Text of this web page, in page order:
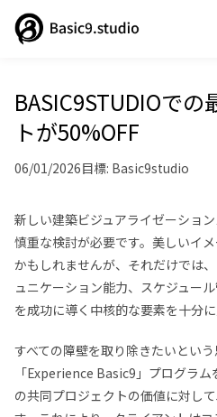
Phone: 07040837249
BASIC9STUDIOで
トが50%OFF
06/01/2026目標: Basic9studio
新しい建築ビジュアライゼーショ
慎重な検討が必要です。美しいイ
かもしれませんが、それだけでは
ュニケーション能力、スケジュー
を成功に導く中核的な要素を十分
すべての障壁を取り除きたいという
「Experience Basic9」プログラ
の共同プロジェクトの価値に対し